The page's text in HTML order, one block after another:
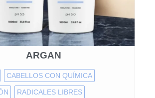
ARGAN
CABELLOS CON QUÍMICA
RADICALES LIBRES